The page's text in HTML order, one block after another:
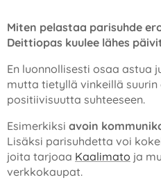
Miten pelastaa parisuhde
Deittiopas kuulee lähes
En luonnollisesti osaa astua
mutta tietyllä vinkeillä
positiivisuutta suhteeseen.
Esimerkiksi avoin
Lisäksi parisuhdetta voi
joita tarjoaa Kaalimato ja
verkkokaupat.